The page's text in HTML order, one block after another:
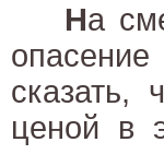
На
опасение
сказать,
ценой в